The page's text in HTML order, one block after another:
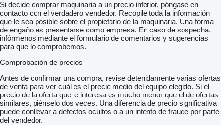
Si decide comprar maquinaria a un precio inferior, póngase en
contacto con el verdadero vendedor. Recopile toda la información
que le sea posible sobre el propietario de la maquinaria. Una forma
de engaño es presentarse como empresa. En caso de sospecha,
infórmenos mediante el formulario de comentarios y sugerencias
para que lo comprobemos.
Comprobación de precios
Antes de confirmar una compra, revise detenidamente varias ofertas
de venta para ver cuál es el precio medio del equipo elegido. Si el
precio de la oferta que le interesa es mucho menor que el de ofertas
similares, piénselo dos veces. Una diferencia de precio significativa
puede conllevar a defectos ocultos o a un intento de fraude por parte
del vendedor.